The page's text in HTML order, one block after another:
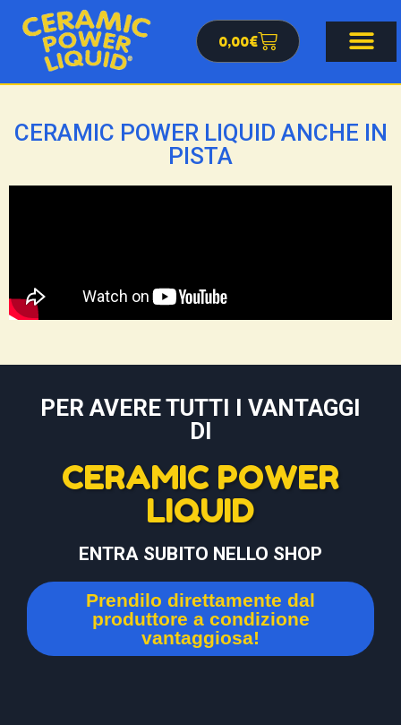
0,00€
CERAMIC POWER LIQUID ANCHE IN
PISTA
PER AVERE TUTTI I VANTAGGI
DI
CERAMIC POWER
LIQUID
ENTRA SUBITO NELLO SHOP
Prendilo direttamente dal
produttore a condizione
vantaggiosa!